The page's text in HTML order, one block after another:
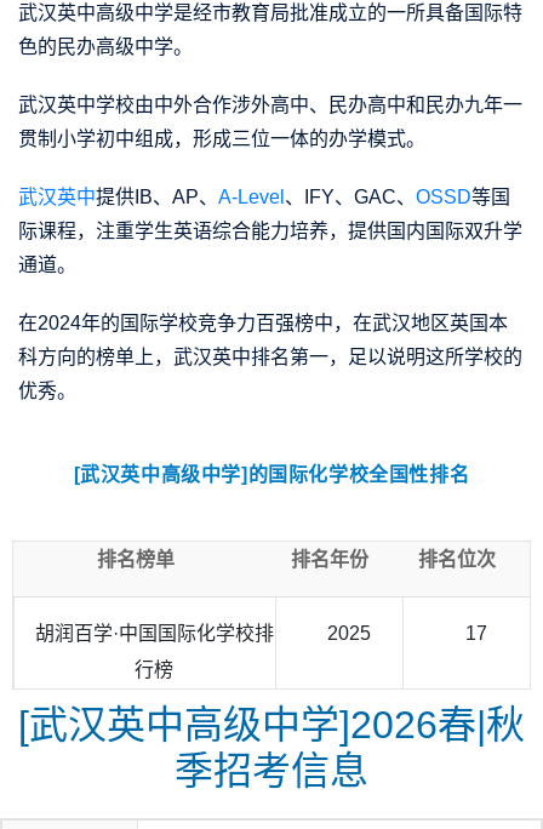
武汉英中高级中学是经市教育局批准成立的一所具备国际特
色的民办高级中学。
武汉英中学校由中外合作涉外高中、民办高中和民办九年一
贯制小学初中组成，形成三位一体的办学模式。
武汉英中提供 IB、AP、 A-Level 、IFY、 GAC、 OSSD等国
际课程，注重学生英语综合能力培养，提供国内国际双升学
通道。
在2024年的国际学校竞争力百强榜中，在武汉地区英国本
科方向的榜单上，武汉英中排名第一，足以说明这所学校的
优秀。
[武汉英中高级中学]的国际化学校全国性排名
排名榜单 排名年份 排名位次
胡润百学·中国国际化学校排
行榜
2025 17
[武汉英中高级中学]2026春|秋
季招考信息